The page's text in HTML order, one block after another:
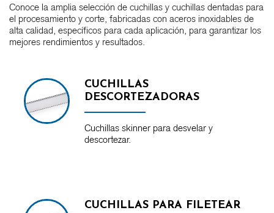
Conoce la amplia selección de cuchillas y cuchillas dentadas para
el procesamiento y corte, fabricadas con aceros inoxidables de
alta calidad, específicos para cada aplicación, para garantizar los
mejores rendimientos y resultados.
CUCHILLAS
DESCORTEZADORAS
Cuchillas skinner para desvelar y
descortezar.
CUCHILLAS PARA FILETEAR